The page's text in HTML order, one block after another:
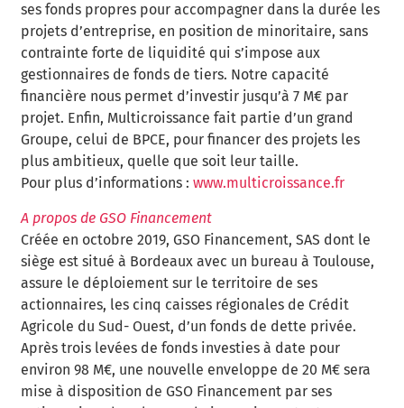
ses fonds propres pour accompagner dans la durée les
projets d’entreprise, en position de minoritaire, sans
contrainte forte de liquidité qui s’impose aux
gestionnaires de fonds de tiers. Notre capacité
financière nous permet d’investir jusqu’à 7 M€ par
projet. Enfin, Multicroissance fait partie d’un grand
Groupe, celui de BPCE, pour financer des projets les
plus ambitieux, quelle que soit leur taille.
Pour plus d’informations :www.multicroissance.fr
A propos de GSO Financement
Créée en octobre 2019, GSO Financement, SAS dont le
siège est situé à Bordeaux avec un bureau à Toulouse,
assure le déploiement sur le territoire de ses
actionnaires, les cinq caisses régionales de Crédit
Agricole du Sud- Ouest, d’un fonds de dette privée.
Après trois levées de fonds investies à date pour
environ 98 M€, une nouvelle enveloppe de 20 M€ sera
mise à disposition de GSO Financement par ses